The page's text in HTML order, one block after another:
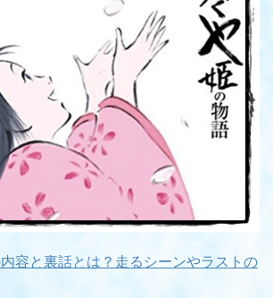
容と裏話とは？走るシーンやラストの